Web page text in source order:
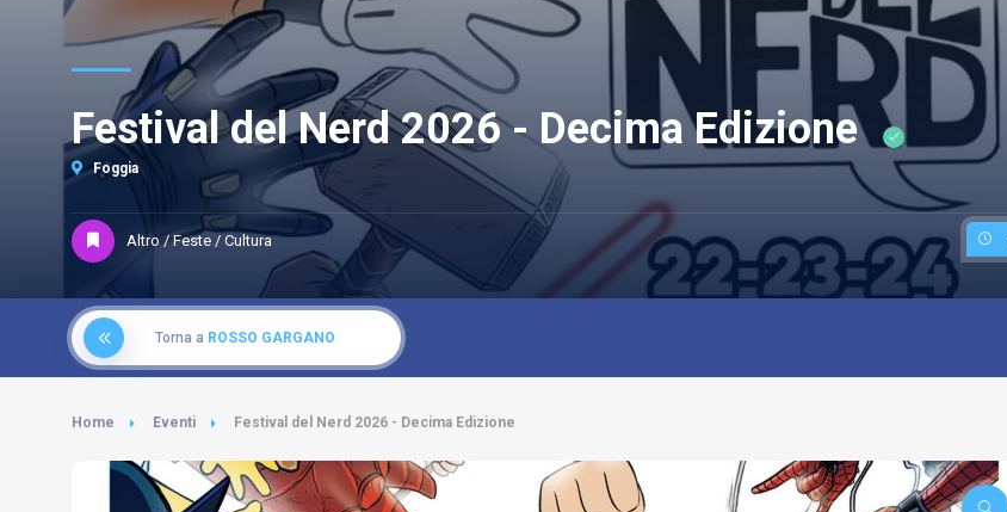
Festival del Nerd 2026 - Decima Edizione
Foggia
Altro / Feste / Cultura
Torna a ROSSO GARGANO
Home Eventi Festival del Nerd 2026 - Decima Edizione